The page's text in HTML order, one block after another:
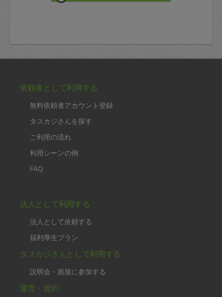
依頼者として利用する
無料依頼者アカウント登録
タスカジさんを探す
ご利用の流れ
利用シーンの例
FAQ
法人として利用する
法人として依頼する
福利厚生プラン
タスカジさんとして利用する
説明会・面接に参加する
運営・規約